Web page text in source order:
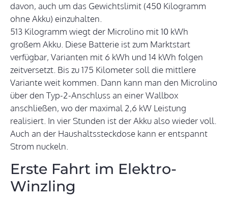
davon, auch um das Gewichtslimit (450 Kilogramm
ohne Akku) einzuhalten.
513 Kilogramm wiegt der Microlino mit 10 kWh
großem Akku. Diese Batterie ist zum Marktstart
verfügbar, Varianten mit 6 kWh und 14 kWh folgen
zeitversetzt. Bis zu 175 Kilometer soll die mittlere
Variante weit kommen. Dann kann man den Microlino
über den Typ-2-Anschluss an einer Wallbox
anschließen, wo der maximal 2,6 kW Leistung
realisiert. In vier Stunden ist der Akku also wieder voll.
Auch an der Haushaltssteckdose kann er entspannt
Strom nuckeln.
Erste Fahrt im Elektro-
Winzling